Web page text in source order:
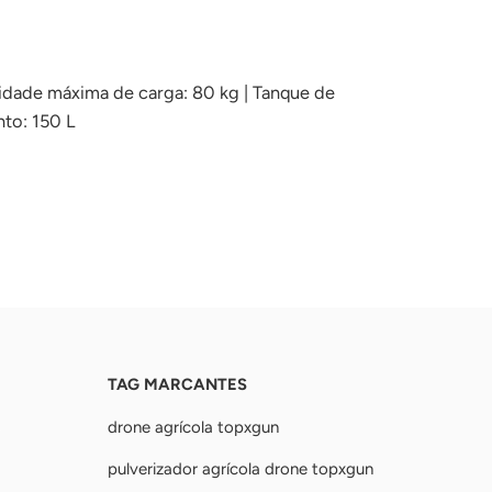
máxima de carga: 80 kg | Tanque de
150 L
TAG MARCANTES
drone agrícola topxgun
pulverizador agrícola drone topxgun